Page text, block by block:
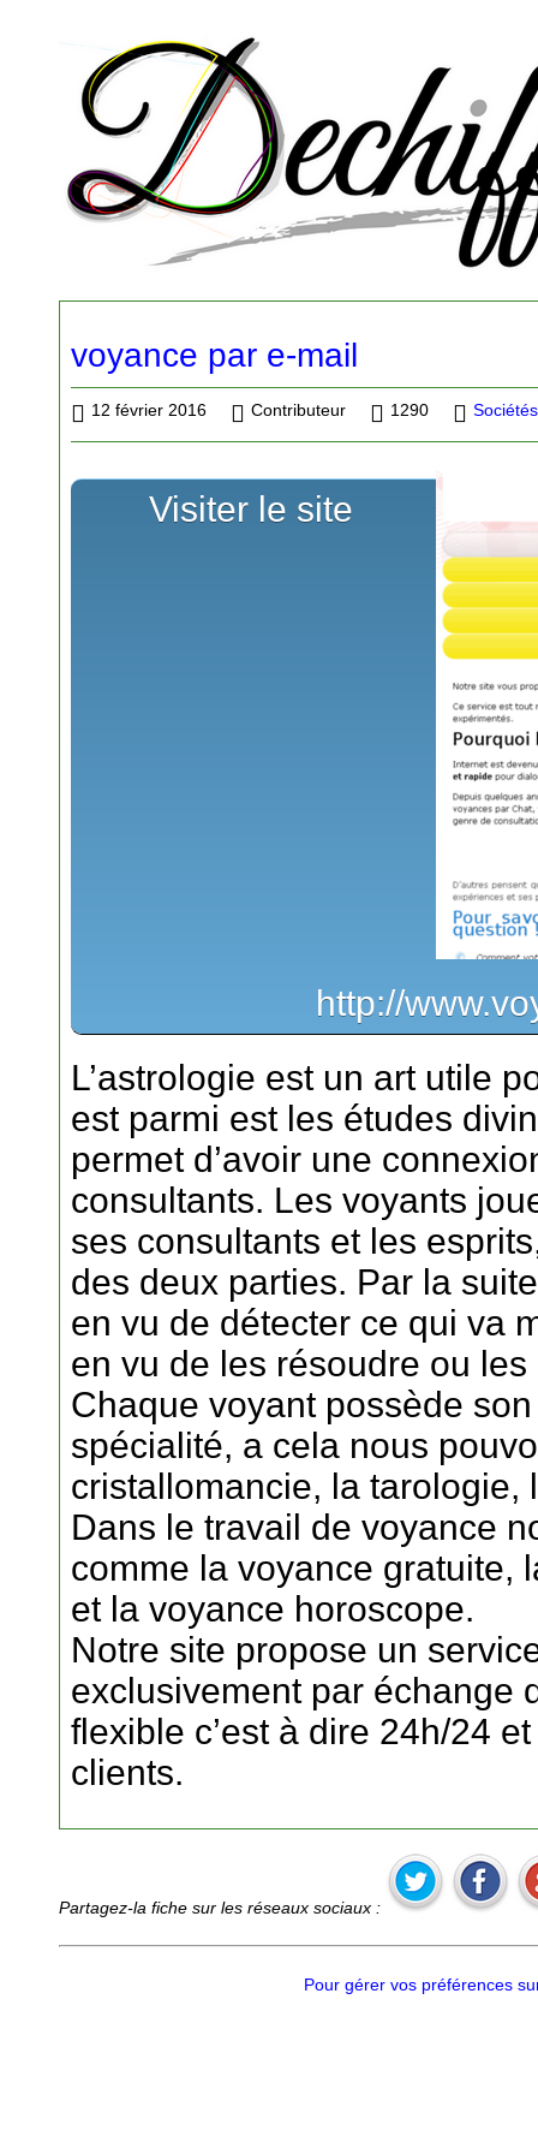
voyance par e-mail
12 février 2016 Contributeur 1290
Visiter le site
http://
L’astrologie est un art utile
est parmi est les études
permet d’avoir une
consultants. Les voyants
ses consultants et les
des deux parties. Par la
en vu de détecter ce qui va
en vu de les résoudre ou
Chaque voyant possède
spécialité, a cela nous
cristallomancie, la
Dans le travail de voyance
comme la voyance gratuite,
et la voyance horoscope.
Notre site propose un
exclusivement par échange
flexible c’est à dire 24h/24
clients.
Partagez-la fiche sur les réseaux sociaux :
Pour gérer vos préférences